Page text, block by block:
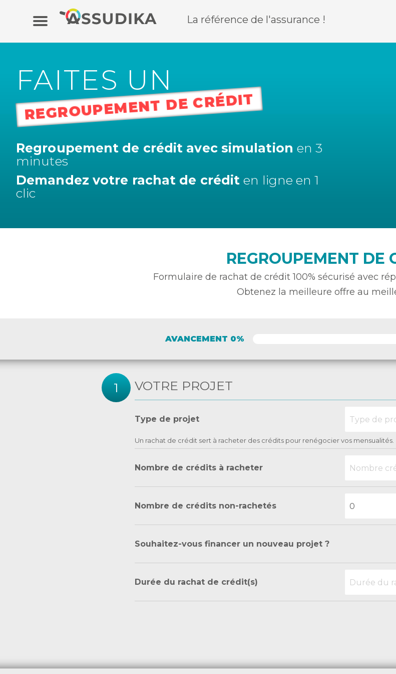
La référence de l'assurance !
Assurance moto
Assurance habitation
Assurance emprunteur
FAITES UN
REGROUPEMENT DE CRÉDIT
Regroupement de crédit avec simulation en 3
minutes
Demandez votre rachat de créditen ligne en 1
clic
REGROUPEMENT DE
Formulaire de rachat de crédit100% sécurisé avec
Obtenez la meilleure offre au
AVANCEMENT 0%
VOTRE PROJET
Type de projet
Un rachat de crédit sert à racheter des crédits pour renégocier vos mensualités.
Nombre de crédits à racheter
Nombre de crédits non-rachetés
Souhaitez-vous financer un nouveau projet ?
Durée du rachat de crédit(s)